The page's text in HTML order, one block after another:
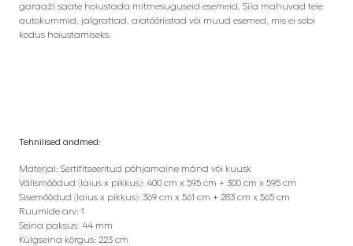
garaaži saate hoiustada mitmesuguseid esemeid. Siia mahuvad teie
autokummid, jalgrattad, aiatööriistad või muud esemed, mis ei sobi
kodus hoiustamiseks.
Tehnilised andmed:
Materjal: Sertifitseeritud põhjamaine mänd või kuusk
Välismõõdud (laius x pikkus): 400 cm x 595 cm + 300 cm x 595 cm
Sisemõõdud (laius x pikkus): 369 cm x 561 cm + 283 cm x 565 cm
Ruumide arv: 1
Seina paksus: 44 mm
Külgseina kõrgus: 223 cm